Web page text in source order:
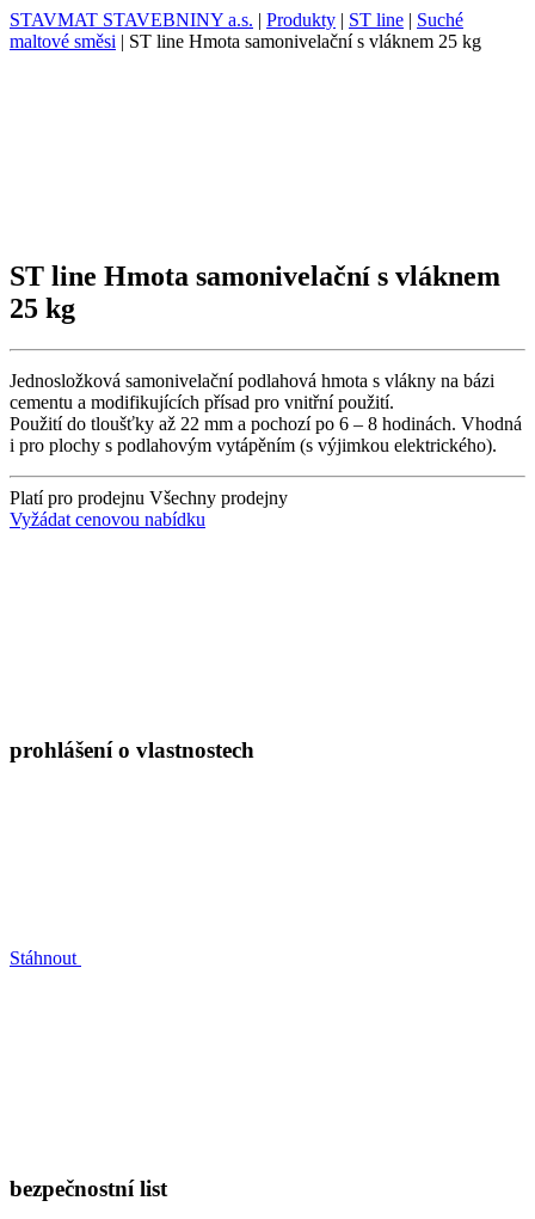
STAVMAT STAVEBNINY a.s. | Produkty | ST line | Suché
maltové směsi | ST line Hmota samonivelační s vláknem 25 kg
ST line Hmota samonivelační s vláknem
25 kg
Jednosložková samonivelační podlahová hmota s vlákny na bázi
cementu a modifikujících přísad pro vnitřní použití.
Použití do tloušťky až 22 mm a pochozí po 6 – 8 hodinách. Vhodná
i pro plochy s podlahovým vytápěním (s výjimkou elektrického).
Platí pro prodejnu Všechny prodejny
Vyžádat cenovou nabídku
prohlášení o vlastnostech
Stáhnout
bezpečnostní list